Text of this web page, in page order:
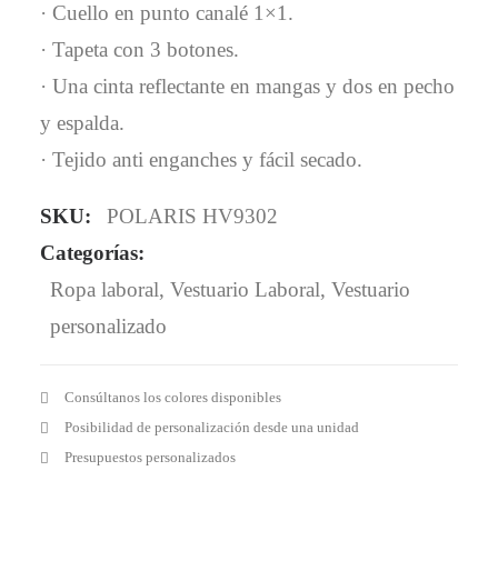
· Cuello en punto canalé 1×1.
· Tapeta con 3 botones.
· Una cinta reflectante en mangas y dos en pecho
y espalda.
· Tejido anti enganches y fácil secado.
SKU:
POLARIS HV9302
Categorías:
Ropa laboral, Vestuario Laboral, Vestuario
personalizado
Consúltanos los colores disponibles
Posibilidad de personalización desde una unidad
Presupuestos personalizados